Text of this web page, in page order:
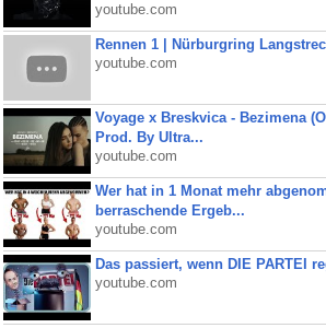
youtube.com
Rennen 1 | Nürburgring
youtube.com
Voyage x Breskvica - Bezimena
Prod. By Ultra...
youtube.com
Wer hat in 1 Monat mehr
berraschende Ergeb...
youtube.com
Das passiert, wenn DIE PARTEI
youtube.com